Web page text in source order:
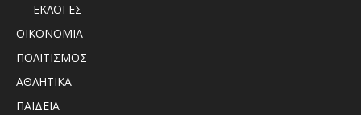
ΕΚΛΟΓΕΣ
ΟΙΚΟΝΟΜΙΑ
ΠΟΛΙΤΙΣΜΟΣ
ΑΘΛΗΤΙΚΑ
ΠΑΙΔΕΙΑ